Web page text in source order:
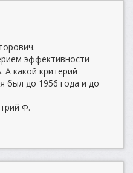
эффективности
А какой критерий
был до 1956 года и до
Ф.